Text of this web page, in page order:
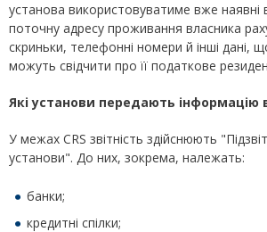
установа використовуватиме вже наявні
поточну адресу проживання власника
скриньки, телефонні номери й інші дані,
можуть свідчити про її податкове
Які установи передають інформацію
У межах CRS звітність здійснюють
установи". До них, зокрема, належать:
банки;
кредитні спілки;